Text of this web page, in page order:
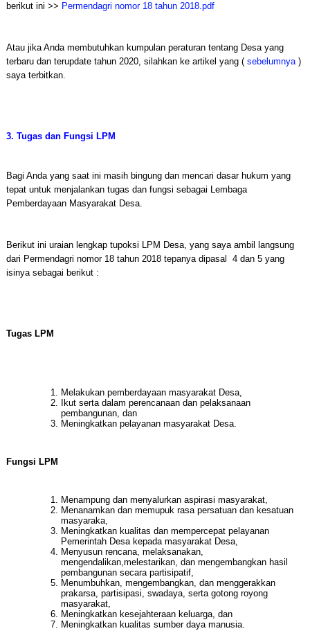
berikut ini >> Permendagri nomor 18 tahun 2018.pdf
Atau jika Anda membutuhkan kumpulan peraturan tentang Desa yang
terbaru dan terupdate tahun 2020, silahkan ke artikel yang ( sebelumnya)
saya terbitkan.
3. Tugas dan Fungsi LPM
Bagi Anda yang saat ini masih bingung dan mencari dasar hukum yang
tepat untuk menjalankan tugas dan fungsi sebagai Lembaga
Pemberdayaan Masyarakat Desa.
Berikut ini uraian lengkap tupoksi LPM Desa, yang saya ambil langsung
dari Permendagri nomor 18 tahun 2018 tepanya dipasal 4 dan 5 yang
isinya sebagai berikut :
Tugas LPM
Melakukan pemberdayaan masyarakat Desa,
Ikut serta dalam perencanaan dan pelaksanaan
pembangunan, dan
Meningkatkan pelayanan masyarakat Desa.
Fungsi LPM
Menampung dan menyalurkan aspirasi masyarakat,
Menanamkan dan memupuk rasa persatuan dan kesatuan
masyaraka,
Meningkatkan kualitas dan mempercepat pelayanan
Pemerintah Desa kepada masyarakat Desa,
Menyusun rencana, melaksanakan,
mengendalikan,melestarikan, dan mengembangkan hasil
pembangunan secara partisipatif,
Menumbuhkan, mengembangkan, dan menggerakkan
prakarsa, partisipasi, swadaya, serta gotong royong
masyarakat,
Meningkatkan kesejahteraan keluarga, dan
Meningkatkan kualitas sumber daya manusia.